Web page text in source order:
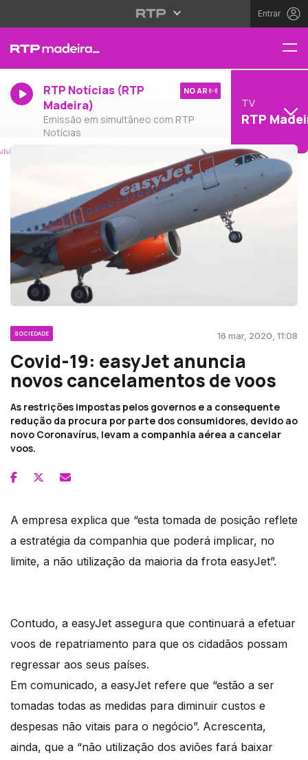
Entrar
RTP Notícias (RTP
Madeira)
Emissão em simultâneo com RTP
Notícias
NO AR
TV
RTP
SOCIEDADE 16 mar, 2020, 11:08
Covid-19: easyJet anuncia
novos cancelamentos de voos
As restrições impostas pelos governos e a consequente
redução da procura por parte dos consumidores, devido ao
novo Coronavírus, levam a companhia aérea a cancelar
voos.
A empresa explica que “esta tomada de posição reflete
a estratégia da companhia que poderá implicar, no
limite, a não utilização da maioria da frota easyJet”.
Contudo, a easyJet assegura que continuará a efetuar
voos de repatriamento para que os cidadãos possam
regressar aos seus países.
Em comunicado, a easyJet refere que “estão a ser
tomadas todas as medidas para diminuir custos e
despesas não vitais para o negócio”. Acrescenta,
ainda, que a “não utilização dos aviões fará baixar